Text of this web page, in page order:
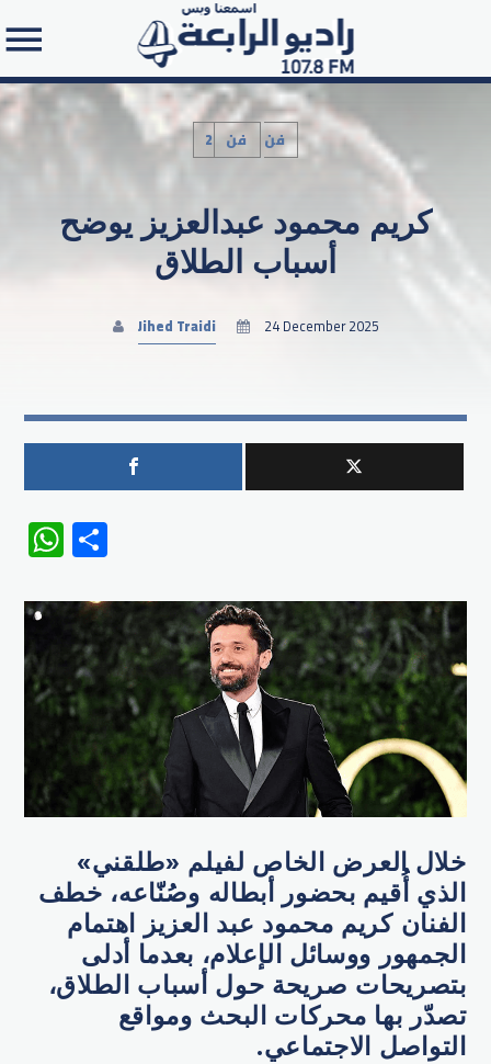
Search in the website:
2فن فن
كريم محمود عبدالعزيز يوضح
أسباب الطلاق
Jihed Traidi 24 December 2025
WhatsApp
خلال العرض الخاص لفيلم «طلقني»
الذي أُقيم بحضور أبطاله وصُنّاعه، خطف
الفنان كريم محمود عبد العزيز اهتمام
الجمهور ووسائل الإعلام، بعدما أدلى
بتصريحات صريحة حول أسباب الطلاق،
تصدّر بها محركات البحث ومواقع
التواصل الاجتماعي.